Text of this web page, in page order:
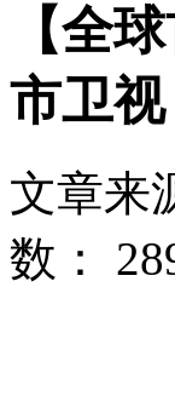
【全
市卫视
文章来
数：